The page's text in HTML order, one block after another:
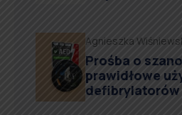
Agnieszka
Prośba o
prawidłowe
defibrylatorów